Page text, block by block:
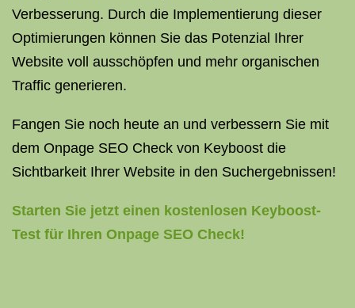
Verbesserung. Durch die Implementierung dieser
Optimierungen können Sie das Potenzial Ihrer
Website voll ausschöpfen und mehr organischen
Traffic generieren.
Fangen Sie noch heute an und verbessern Sie mit
dem Onpage SEO Check von Keyboost die
Sichtbarkeit Ihrer Website in den Suchergebnissen!
Starten Sie jetzt einen kostenlosen Keyboost-
Test für Ihren Onpage SEO Check!